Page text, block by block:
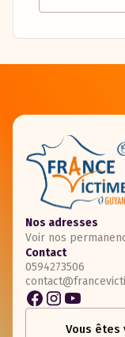
Nos adresses
Voir nos
Contact
0594273506
Vous êtes